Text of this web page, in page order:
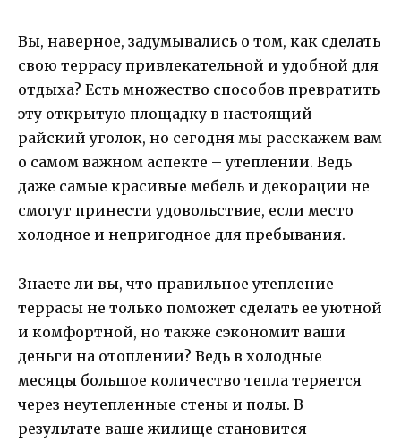
Вы, наверное, задумывались о том, как сделать
свою террасу привлекательной и удобной для
отдыха? Есть множество способов превратить
эту открытую площадку в настоящий
райский уголок, но сегодня мы расскажем вам
о самом важном аспекте – утеплении. Ведь
даже самые красивые мебель и декорации не
смогут принести удовольствие, если место
холодное и непригодное для пребывания.
Знаете ли вы, что правильное утепление
террасы не только поможет сделать ее уютной
и комфортной, но также сэкономит ваши
деньги на отоплении? Ведь в холодные
месяцы большое количество тепла теряется
через неутепленные стены и полы. В
результате ваше жилище становится